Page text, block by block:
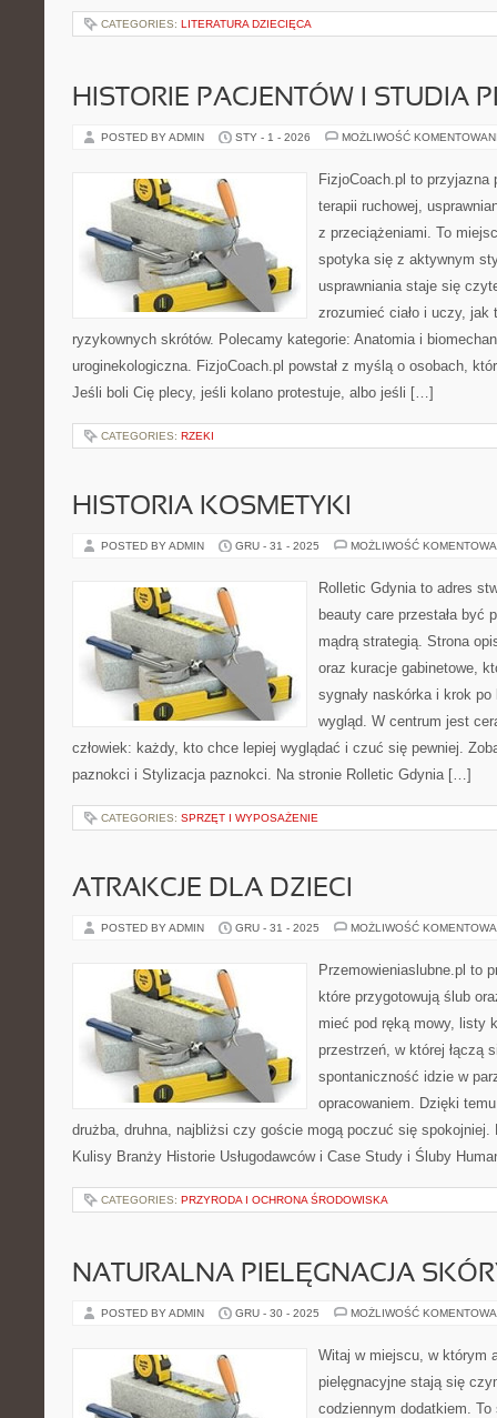
CATEGORIES: LITERATURA DZIECIĘCA
HISTORIE PACJENTÓW I STUDIA
POSTED BY ADMIN STY - 1 - 2026 MOŻLIWOŚĆ
FizjoCoach.pl to przyjazna
terapii ruchowej,
z przeciążeniami. To
spotyka się z aktywnym
usprawniania staje się
zrozumieć ciało i uczy, jak
ryzykownych skrótów. Polecamy kategorie: Anatomia i
uroginekologiczna. FizjoCoach.pl powstał z myślą o osobach,
Jeśli boli Cię plecy, jeśli kolano protestuje, albo jeśli […]
CATEGORIES: RZEKI
HISTORIA KOSMETYKI
POSTED BY ADMIN GRU - 31 - 2025 MOŻLIWOŚĆ
Rolletic Gdynia to adres
beauty care przestała być
mądrą strategią. Strona
oraz kuracje gabinetowe,
sygnały naskórka i krok
wygląd. W centrum jest
człowiek: każdy, kto chce lepiej wyglądać i czuć się pewniej.
paznokci i Stylizacja paznokci. Na stronie Rolletic Gdynia […]
CATEGORIES: SPRZĘT I WYPOSAŻENIE
ATRAKCJE DLA DZIECI
POSTED BY ADMIN GRU - 31 - 2025 MOŻLIWOŚĆ
Przemowieniaslubne.pl to
które przygotowują ślub
mieć pod ręką mowy, listy
przestrzeń, w której łączą
spontaniczność idzie w
opracowaniem. Dzięki
drużba, druhna, najbliżsi czy goście mogą poczuć się spokojniej.
Kulisy Branży Historie Usługodawców i Case Study i Śluby
CATEGORIES: PRZYRODA I OCHRONA ŚRODOWISKA
NATURALNA PIELĘGNACJA
POSTED BY ADMIN GRU - 30 - 2025 MOŻLIWOŚĆ
Witaj w miejscu, w którym
pielęgnacyjne stają się
codziennym dodatkiem.